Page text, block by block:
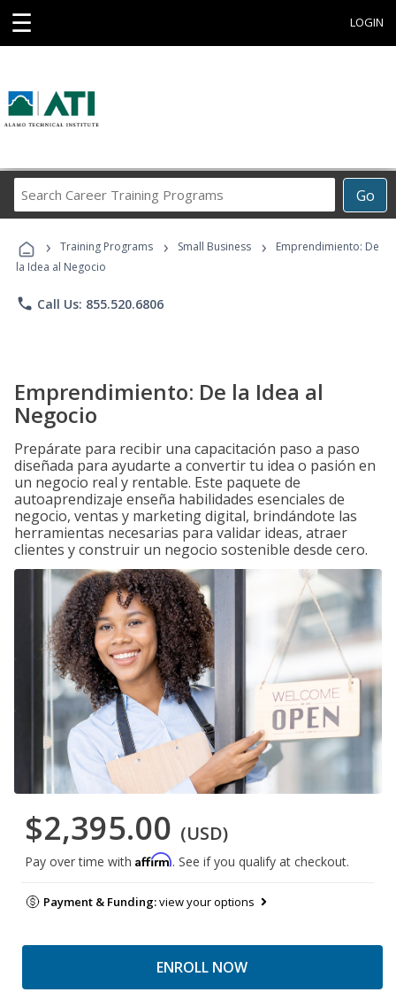
☰ LOGIN
Go
Career
Programs
› Training Programs › Small Business ›
Emprendimiento: De
la Idea al Negocio
phone Call Us: 855.520.6806
Emprendimiento: De la Idea al
Negocio
Prepárate para recibir una capacitación paso a paso
diseñada para ayudarte a convertir tu idea o pasión en
un negocio real y rentable. Este paquete de
autoaprendizaje enseña habilidades esenciales de
negocio, ventas y marketing digital, brindándote las
herramientas necesarias para validar ideas, atraer
clientes y construir un negocio sostenible desde cero.
$2,395.00 (USD)
Pay over time with Affirm. See if you qualify at checkout.
Payment & Funding:view your options
ENROLL NOW